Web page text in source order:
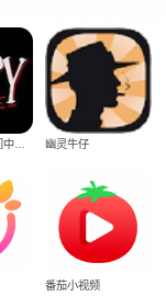
波比的游戏时间中文版 幽灵牛仔
番茄小视频